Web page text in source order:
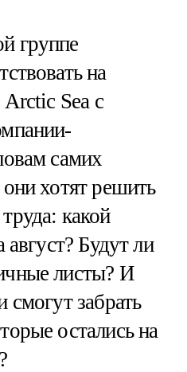
группе
на
Arctic Sea с
самих
хотят решить
какой
август? Будут ли
листы? И
смогут забрать
остались на